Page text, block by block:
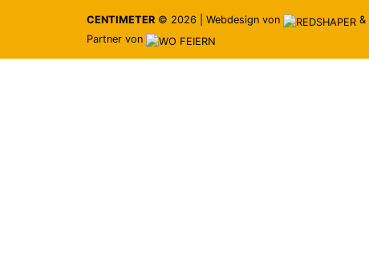
CENTIMETER© 2026 Webdesign von &
Partner von